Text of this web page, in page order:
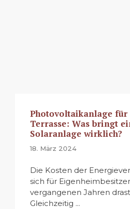
Photovoltaikanlage für
Terrasse: Was bringt
Solaranlage wirklich?
18. März 2024
Die Kosten der
sich für
vergangenen Jahren
Gleichzeitig ...